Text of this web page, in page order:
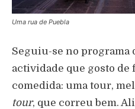
Uma rua de Puebla
Seguiu-se no programa
actividade que gosto de
comedida: uma tour,
tour, que correu bem.